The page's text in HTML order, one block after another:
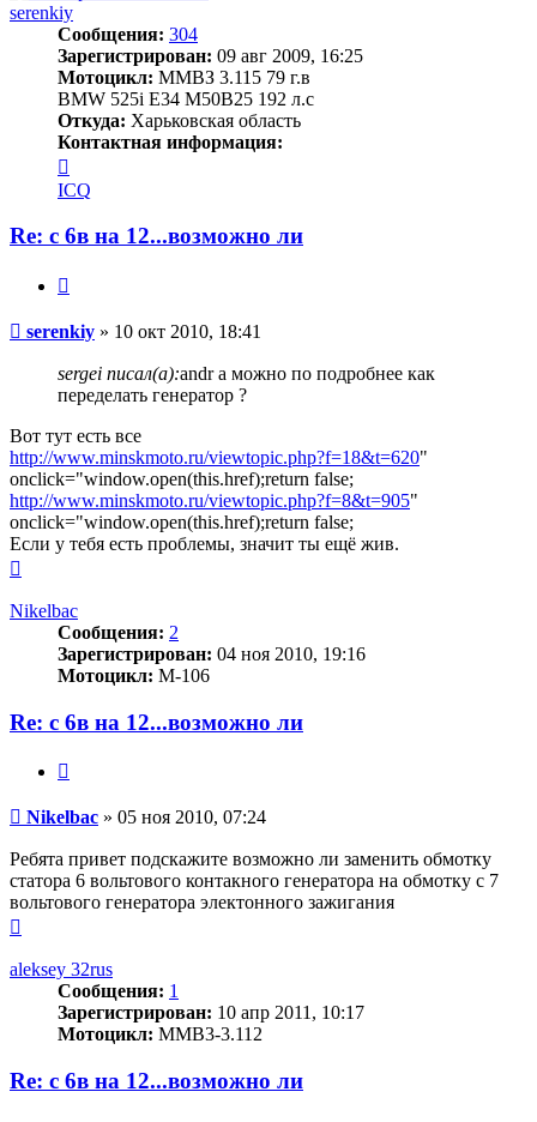
serenkiy
Сообщения: 304
Зарегистрирован: 09 авг 2009, 16:25
Мотоцикл: ММВЗ 3.115 79 г.в
BMW 525i Е34 M50B25 192 л.с
Откуда: Харьковская область
Контактная информация:
информация
пользователя
serenkiy
ICQ
Re: с 6в на 12...возможно ли
Сообщение
serenkiy » 10 окт 2010, 18:41
sergei писал(а):andr а можно по подробнее как
переделать генератор ?
Вот тут есть все
http://www.minskmoto.ru/viewtopic.php?f=18&t=620"
onclick="window.open(this.href);return false;
http://www.minskmoto.ru/viewtopic.php?f=8&t=905"
onclick="window.open(this.href);return false;
Если у тебя есть проблемы, значит ты ещё жив.
началу
Nikelbac
Сообщения: 2
Зарегистрирован: 04 ноя 2010, 19:16
Мотоцикл: M-106
Re: с 6в на 12...возможно ли
Сообщение
Nikelbac » 05 ноя 2010, 07:24
Ребята привет подскажите возможно ли заменить обмотку
статора 6 вольтового контакного генератора на обмотку с 7
вольтового генератора электонного зажигания
началу
aleksey 32rus
Сообщения: 1
Зарегистрирован: 10 апр 2011, 10:17
Мотоцикл: MMB3-3.112
Re: с 6в на 12...возможно ли